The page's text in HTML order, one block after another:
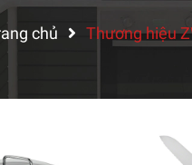
chủ Thương hiệu